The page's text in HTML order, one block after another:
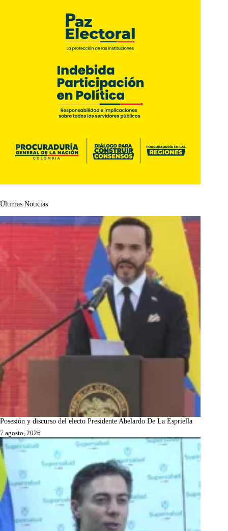
Últimas Noticias
Posesión y discurso del electo Presidente Abelardo De La Espriella
7 agosto, 2026